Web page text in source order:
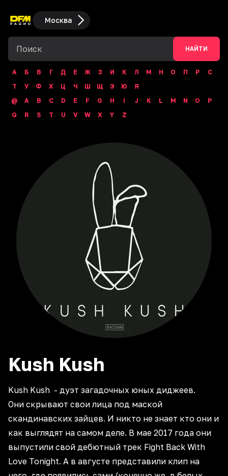
Москва
НАЙТИ
А Б В Г Д Е Ж З И К Л М Н О П Р
С
Т
У Ф Х Ц Ч Ш Щ Э Ю
Я
@
A B C D E F G H I J K L M N O
P
Q
R S T U V W X Y Z
Kush Kush
Kush Kush - дуэт загадочных юных диджеев.
Они скрывают свои лица под маской
скандинавских зайцев. И никто не знает кто они и
как выглядят на самом деле. В мае 2017 года они
выпустили свой дебютный трек Fight Back With
Love Tonight. А в августе представили клип на